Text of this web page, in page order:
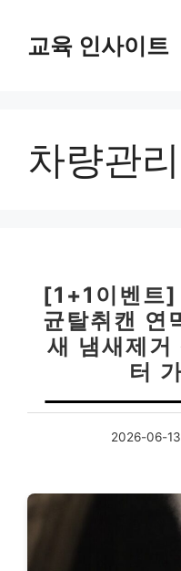
교육 인사이트
차량관리
[1+1이벤트]
균탈취캔 연
새 냄새제거
터
2026-06-13